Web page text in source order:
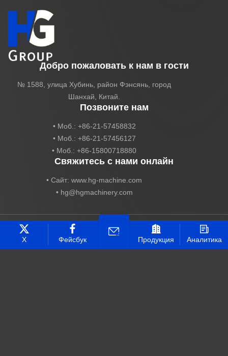
Добро пожаловать к нам в гости
№ 1588, улица Хубинь, район Фэнсянь, город
Шанхай, Китай.
Позвоните нам
• Моб.: +86-21-57458832
• Моб.: +86-21-57456127
• Моб.: +86-15800718880
Свяжитесь с нами онлайн
• Сайт: www.hg-machine.com
• hg@hgmachinery.com
Авторское право HG Industry Group Все права защищены
Technical Support ： Smart Cloud
Х Фейсбук Продукция Аналитика